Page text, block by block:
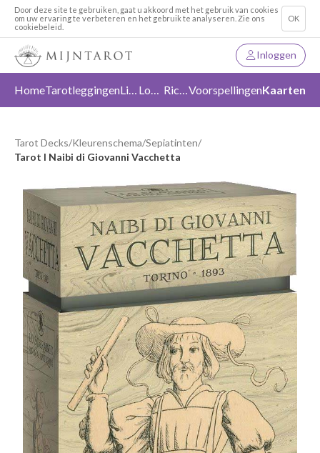
Door deze site te gebruiken, gaat u akkoord met het gebruik van cookies
om uw ervaring te verbeteren en het gebruik te analyseren. Zie ons
cookiebeleid.
OK
Inloggen
HomeTarotleggingen Liefde Loslaten RichtingVoorspellingenKaarten
Tarot Decks/Kleurenschema/Sepiatinten/
Tarot I Naibi di Giovanni Vacchetta